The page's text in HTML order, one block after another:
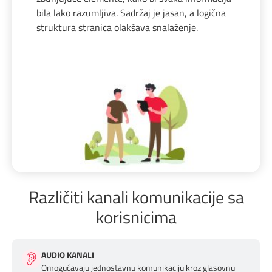
bila lako razumljiva. Sadržaj je jasan, a logična
struktura stranica olakšava snalaženje.
Različiti kanali komunikacije sa
korisnicima
AUDIO KANALI
Omogućavaju jednostavnu komunikaciju kroz glasovnu